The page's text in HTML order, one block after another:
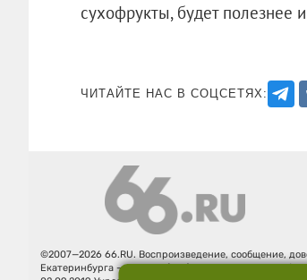
сухофрукты, будет
ЧИТАЙТЕ НАС В СОЦСЕТЯХ:
©2007—2026 66.RU. Воспроизведение, сообщение,
Екатеринбурга — «66.ru» (18+) зарегистрировано